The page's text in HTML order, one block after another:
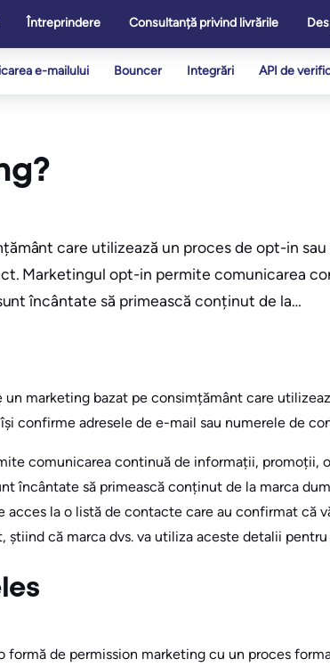
Întreprindere Consultanță privind livrările
e-mailului Bouncer Integrări API de
care utilizează un proces de opt-in
Marketingul opt-in permite comunicarea
încântate să primească conținut de la…
marketing bazat pe consimțământ care
confirme adresele de e-mail sau numerele de
comunicarea continuă de informații, promoții,
încântate să primească conținut de la marca
acces la o listă de contacte care au confirmat că
știind că marca dvs. va utiliza aceste detalii
formă de permission marketing cu un proces